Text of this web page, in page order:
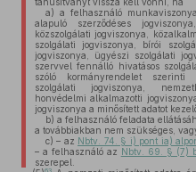
a) a felhasználó
alapuló szerződéses
közszolgálati jogviszonya,
szolgálati jogviszonya, bírói
jogviszonya, ügyészi szolgálati
szervvel fennálló hivatásos
szóló kormányrendelet szerinti
szolgálati jogviszonya,
honvédelmi alkalmazotti
jogviszonya a minősített adatot
b) a felhasználó feladata
a továbbiakban nem szükséges,
c) – az Nbtv. 74. § i) pont ia)
– a felhasználó az Nbtv. 69. § (7)
szerepel.
63